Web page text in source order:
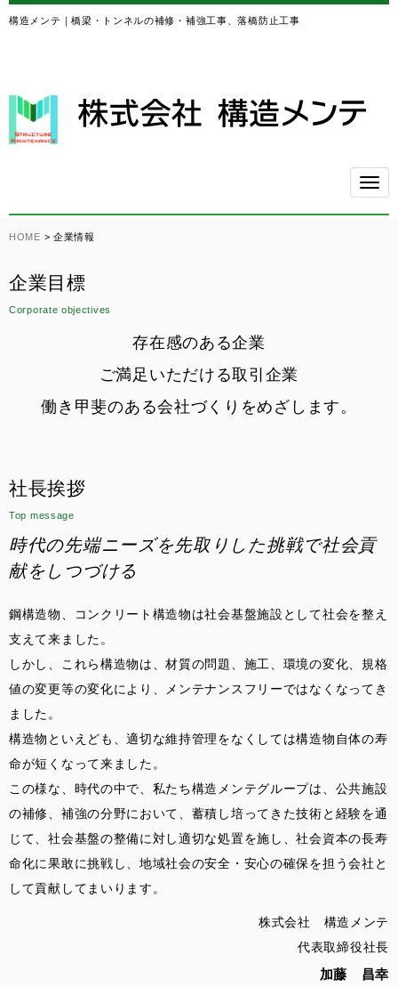
構造メンテ｜橋梁・トンネルの補修・補強工事、落橋防止工事
N
HOME > 企業情報
企業目標
Corporate objectives
存在感のある企業
ご満足いただける取引企業
働き甲斐のある会社づくりをめざします。
社長挨拶
Top message
時代の先端ニーズを先取りした挑戦で社会貢
献をしつづける
鋼構造物、コンクリート構造物は社会基盤施設として社会を整え
支えて来ました。
しかし、これら構造物は、材質の問題、施工、環境の変化、規格
値の変更等の変化により、メンテナンスフリーではなくなってき
ました。
構造物といえども、適切な維持管理をなくしては構造物自体の寿
命が短くなって来ました。
この様な、時代の中で、私たち構造メンテグループは、公共施設
の補修、補強の分野において、蓄積し培ってきた技術と経験を通
じて、社会基盤の整備に対し適切な処置を施し、社会資本の長寿
命化に果敢に挑戦し、地域社会の安全・安心の確保を担う会社と
して貢献してまいります。
株式会社 構造メンテ
代表取締役社長
加藤 昌幸